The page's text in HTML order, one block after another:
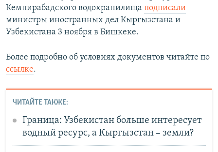
Кемпирабадского водохранилища подписали
министры иностранных дел Кыргызстана и
Узбекистана 3 ноября в Бишкеке.
Более подробно об условиях документов читайте по
ссылке.
ЧИТАЙТЕ ТАКЖЕ:
Граница: Узбекистан больше интересует
водный ресурс, а Кыргызстан – земли?